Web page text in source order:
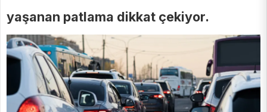
yaşanan patlama dikkat çekiyor.